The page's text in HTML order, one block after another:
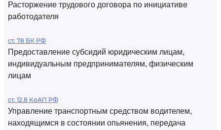
Расторжение трудового договора по инициативе
работодателя
ст. 78 БК РФ
Предоставление субсидий юридическим лицам,
индивидуальным предпринимателям, физическим
лицам
ст. 12.8 КоАП РФ
Управление транспортным средством водителем,
находящимся в состоянии опьянения, передача